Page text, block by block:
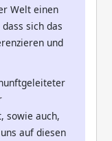
Welt einen
sich das
und
sowie auch,
auf diesen